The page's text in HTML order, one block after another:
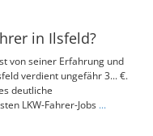
in Ilsfeld?
von seiner Erfahrung und
verdient ungefähr 3... €.
deutliche
LKW-Fahrer-Jobs ...